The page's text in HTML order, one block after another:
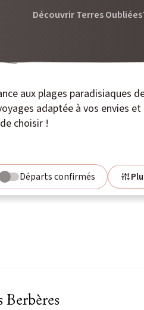
Découvrir Terres Oubliées
aux plages paradisiaques
adaptée à vos envies et
choisir !
9
Départs confirmés
Berbères